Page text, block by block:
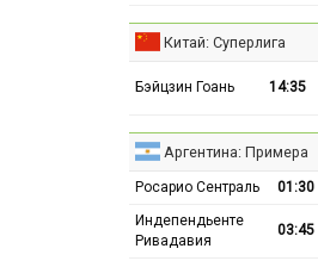
Китай: Суперлига
Бэйцзин Гоань 14:35
Аргентина: Примера
Росарио Сентраль 01:30
Индепендьенте
Ривадавия
03:45